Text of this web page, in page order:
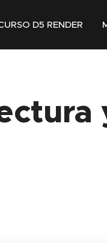
D5 RENDER